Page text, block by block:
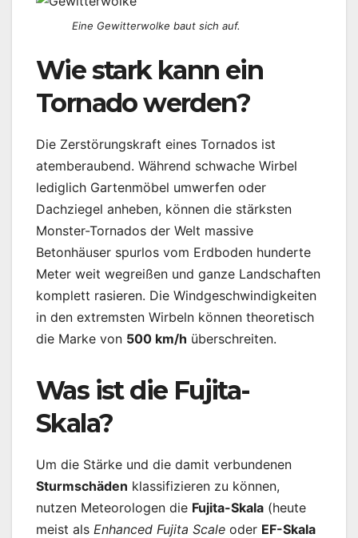
Eine Gewitterwolke baut sich auf.
Wie stark kann ein
Tornado werden?
Die Zerstörungskraft eines Tornados ist
atemberaubend. Während schwache Wirbel
lediglich Gartenmöbel umwerfen oder
Dachziegel anheben, können die stärksten
Monster-Tornados der Welt massive
Betonhäuser spurlos vom Erdboden hunderte
Meter weit wegreißen und ganze Landschaften
komplett rasieren. Die Windgeschwindigkeiten
in den extremsten Wirbeln können theoretisch
die Marke von 500 km/h überschreiten.
Was ist die Fujita-
Skala?
Um die Stärke und die damit verbundenen
Sturmschäden klassifizieren zu können,
nutzen Meteorologen die Fujita-Skala (heute
meist als Enhanced Fujita Scale oder EF-Skala